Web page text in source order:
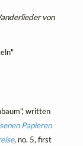
von
written
Papieren
, no. 5, first